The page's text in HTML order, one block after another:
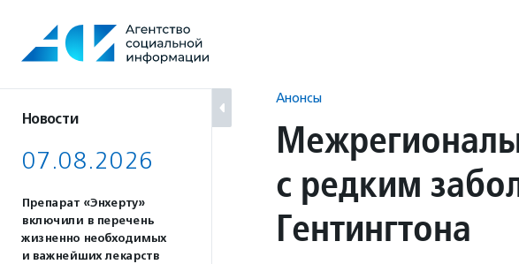
содержанию
Новости
07.08.2026
Препарат «Энхерту»
включили в перечень
жизненно необходимых
и важнейших лекарств
Анонсы
с редким
Гентингтона